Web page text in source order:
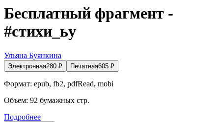
Бесплатный фрагмент -
#стихи_ьу
Ульяна Буянкина
Электронная280 ₽ Печатная605 ₽
Формат: epub, fb2, pdfRead, mobi
Объем: 92 бумажных стр.
Подробнее